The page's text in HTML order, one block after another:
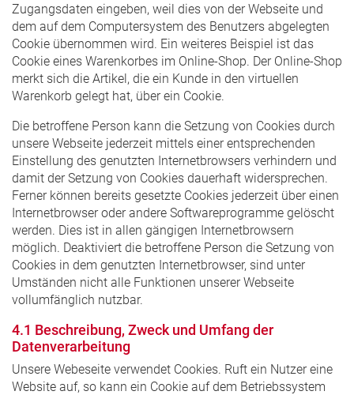
Zugangsdaten eingeben, weil dies von der Webseite und
dem auf dem Computersystem des Benutzers abgelegten
Cookie übernommen wird. Ein weiteres Beispiel ist das
Cookie eines Warenkorbes im Online-Shop. Der Online-Shop
merkt sich die Artikel, die ein Kunde in den virtuellen
Warenkorb gelegt hat, über ein Cookie.
Die betroffene Person kann die Setzung von Cookies durch
unsere Webseite jederzeit mittels einer entsprechenden
Einstellung des genutzten Internetbrowsers verhindern und
damit der Setzung von Cookies dauerhaft widersprechen.
Ferner können bereits gesetzte Cookies jederzeit über einen
Internetbrowser oder andere Softwareprogramme gelöscht
werden. Dies ist in allen gängigen Internetbrowsern
möglich. Deaktiviert die betroffene Person die Setzung von
Cookies in dem genutzten Internetbrowser, sind unter
Umständen nicht alle Funktionen unserer Webseite
vollumfänglich nutzbar.
4.1 Beschreibung, Zweck und Umfang der
Datenverarbeitung
Unsere Webeseite verwendet Cookies. Ruft ein Nutzer eine
Website auf, so kann ein Cookie auf dem Betriebssystem